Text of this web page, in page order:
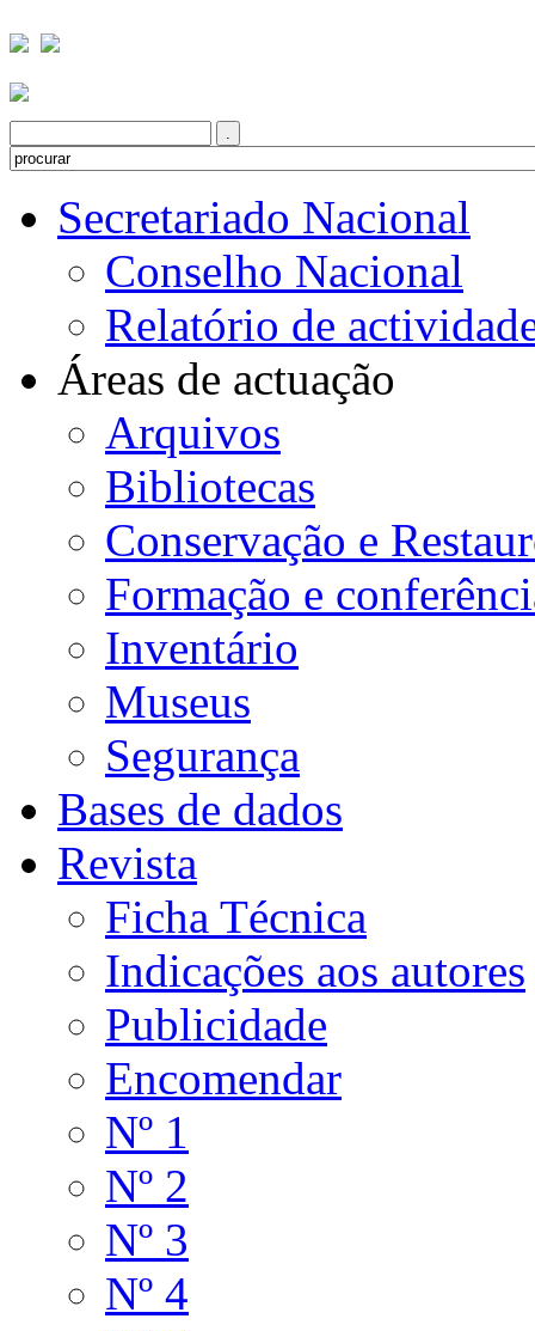
Secretariado Nacional
Conselho Nacional
Relatório de
Áreas de actuação
Arquivos
Bibliotecas
Conservação e
Formação e
Inventário
Museus
Segurança
Bases de dados
Revista
Ficha Técnica
Indicações aos autores
Publicidade
Encomendar
Nº 1
Nº 2
Nº 3
Nº 4